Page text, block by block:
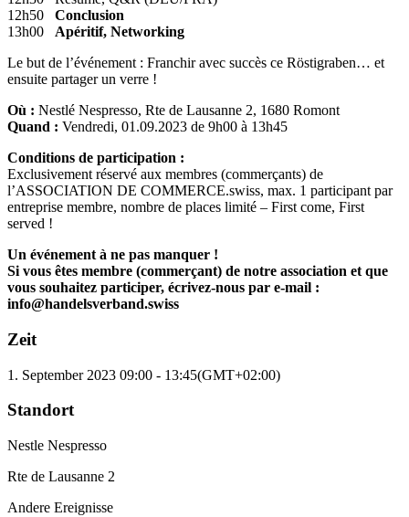
12h50 Conclusion
13h00 Apéritif, Networking
Le but de l’événement : Franchir avec succès ce Röstigraben… et
ensuite partager un verre !
Où : Nestlé Nespresso, Rte de Lausanne 2, 1680 Romont
Quand : Vendredi, 01.09.2023 de 9h00 à 13h45
Conditions de participation :
Exclusivement réservé aux membres (commerçants) de
l’ASSOCIATION DE COMMERCE.swiss, max. 1 participant par
entreprise membre, nombre de places limité – First come, First
served !
Un événement à ne pas manquer !
Si vous êtes membre (commerçant) de notre association et que
vous souhaitez participer, écrivez-nous par e-mail :
info@handelsverband.swiss
Zeit
1. September 2023 09:00 - 13:45(GMT+02:00)
Standort
Nestle Nespresso
Rte de Lausanne 2
Andere Ereignisse